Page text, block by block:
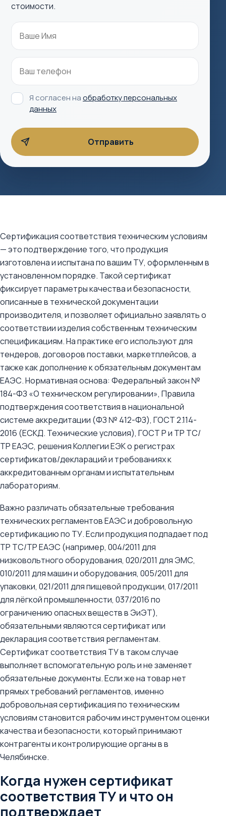
стоимости.
Я согласен наобработку персональных
данных
Сертификация соответствия техническим условиям
— это подтверждение того, что продукция
изготовлена и испытана по вашим ТУ, оформленным в
установленном порядке. Такой сертификат
фиксирует параметры качества и безопасности,
описанные в технической документации
производителя, и позволяет официально заявлять о
соответствии изделия собственным техническим
спецификациям. На практике его используют для
тендеров, договоров поставки, маркетплейсов, а
также как дополнение к обязательным документам
ЕАЭС. Нормативная основа: Федеральный закон №
184-ФЗ «О техническом регулировании», Правила
подтверждения соответствия в национальной
системе аккредитации (ФЗ № 412-ФЗ), ГОСТ 2.114-
2016 (ЕСКД. Технические условия), ГОСТ Р и ТР ТС/
ТР ЕАЭС, решения Коллегии ЕЭК о регистрах
сертификатов/деклараций и требованиях к
аккредитованным органам и испытательным
лабораториям.
Важно различать обязательные требования
технических регламентов ЕАЭС и добровольную
сертификацию по ТУ. Если продукция подпадает под
ТР ТС/ТР ЕАЭС (например, 004/2011 для
низковольтного оборудования, 020/2011 для ЭМС,
010/2011 для машин и оборудования, 005/2011 для
упаковки, 021/2011 для пищевой продукции, 017/2011
для лёгкой промышленности, 037/2016 по
ограничению опасных веществ в ЭиЭТ),
обязательными являются сертификат или
декларация соответствия регламентам.
Сертификат соответствия ТУ в таком случае
выполняет вспомогательную роль и не заменяет
обязательные документы. Если же на товар нет
прямых требований регламентов, именно
добровольная сертификация по техническим
условиям становится рабочим инструментом оценки
качества и безопасности, который принимают
контрагенты и контролирующие органы в в
Челябинске.
Когда нужен сертификат
соответствия ТУ и что он
подтверждает